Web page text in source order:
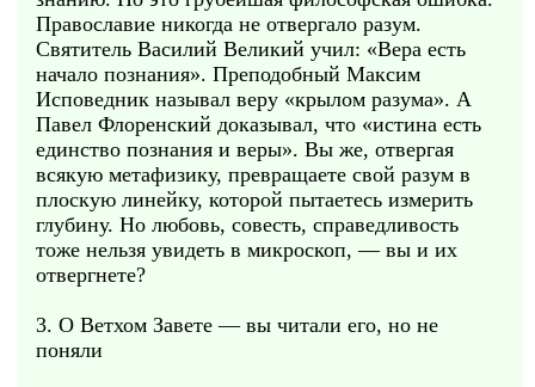
Православие никогда не отвергало разум.
Святитель Василий Великий учил: «Вера есть
начало познания». Преподобный Максим
Исповедник называл веру «крылом разума». А
Павел Флоренский доказывал, что «истина есть
единство познания и веры». Вы же, отвергая
всякую метафизику, превращаете свой разум в
плоскую линейку, которой пытаетесь измерить
глубину. Но любовь, совесть, справедливость
тоже нельзя увидеть в микроскоп, — вы и их
отвергнете?
3. О Ветхом Завете — вы читали его, но не
поняли